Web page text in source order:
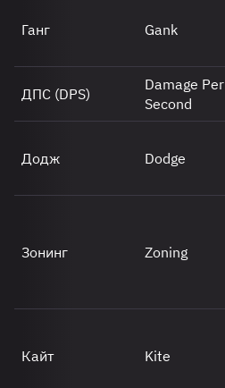
Ганг Gank
ДПС (DPS)
Damage Per
Second
Додж Dodge
Зонинг Zoning
Кайт Kite